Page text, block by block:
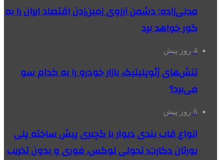
مدنی‌زاده: دشمن آرزوی زمین‌زدن اقتصاد ایران را به
گور خواهد برد
4 روز پیش
تنش‌های ژئوپلیتیک، بازار خودرو را به کدام سو
می‌برد؟
6 روز پیش
انواع قاب بندی دیوار با گچبری پیش ساخته پلی
یورتان دکارت؛ تحولی لوکس، فوری و بدون تخریب